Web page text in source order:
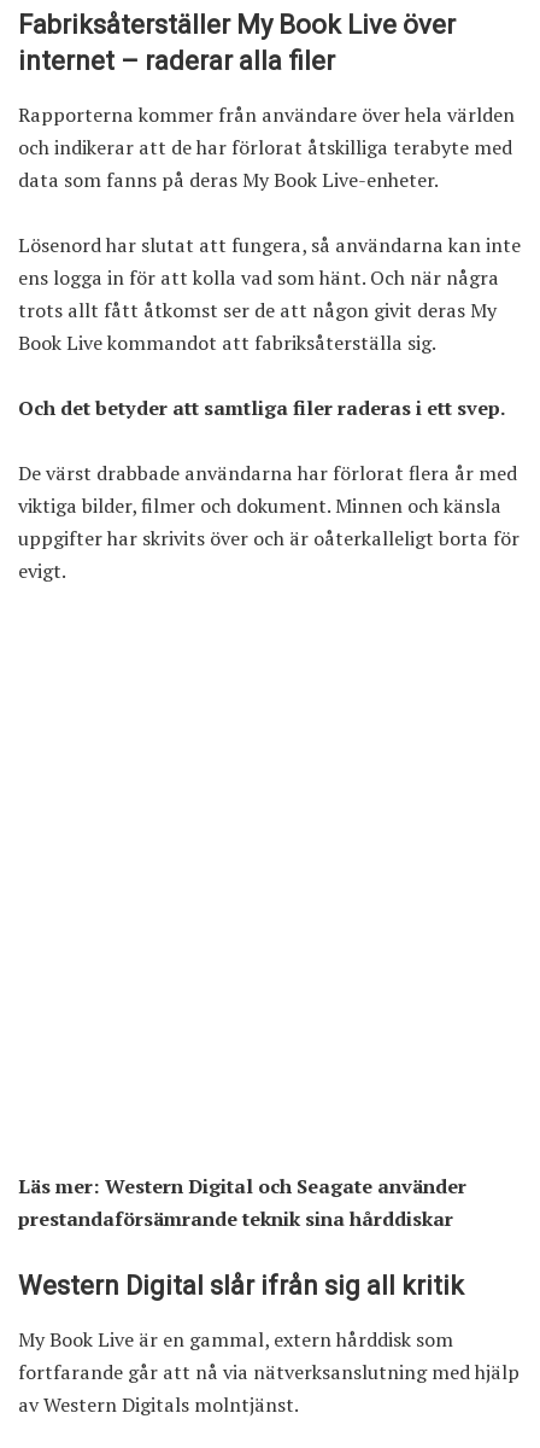
Fabriksåterställer My Book Live över
internet – raderar alla filer
Rapporterna kommer från användare över hela världen
och indikerar att de har förlorat åtskilliga terabyte med
data som fanns på deras My Book Live-enheter.
Lösenord har slutat att fungera, så användarna kan inte
ens logga in för att kolla vad som hänt. Och när några
trots allt fått åtkomst ser de att någon givit deras My
Book Live kommandot att fabriksåterställa sig.
Och det betyder att samtliga filer raderas i ett svep.
De värst drabbade användarna har förlorat flera år med
viktiga bilder, filmer och dokument. Minnen och känsla
uppgifter har skrivits över och är oåterkalleligt borta för
evigt.
Läs mer: Western Digital och Seagate använder
prestandaförsämrande teknik sina hårddiskar
Western Digital slår ifrån sig all kritik
My Book Live är en gammal, extern hårddisk som
fortfarande går att nå via nätverksanslutning med hjälp
av Western Digitals molntjänst.